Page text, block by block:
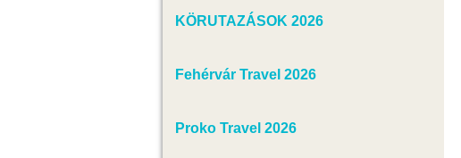
KÖRUTAZÁSOK 2026
Fehérvár Travel 2026
Proko Travel 2026